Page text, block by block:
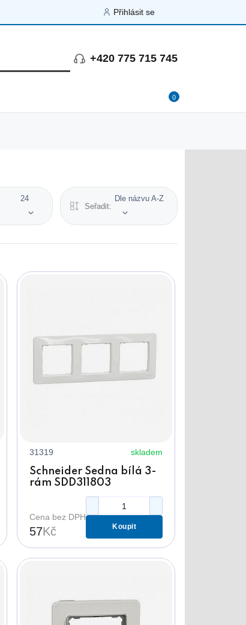
Přihlásit se
+420 775 715 745
0
24
Seřadit:
Dle názvu A-Z
31319 skladem
Schneider Sedna bílá 3-
rám SDD311803
Cena bez DPH
57Kč Koupit